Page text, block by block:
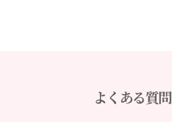
よくある質問